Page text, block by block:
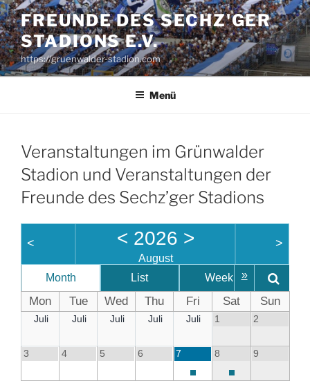
Zum
Inhalt
springen
FREUNDE DES SECHZ'GER
STADIONS E.V.
https://gruenwalder-stadion.com
Menü
Veranstaltungen im Grünwalder
Stadion und Veranstaltungen der
Freunde des Sechz’ger Stadions
< < 2026 >
August
>
»
Month List Week
Mon Tue Wed Thu Fri Sat Sun
Juli Juli Juli Juli Juli 1 2
3 4 5 6 7 8 9